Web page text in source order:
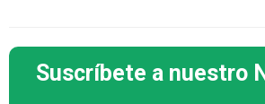
Suscríbete a nuestro